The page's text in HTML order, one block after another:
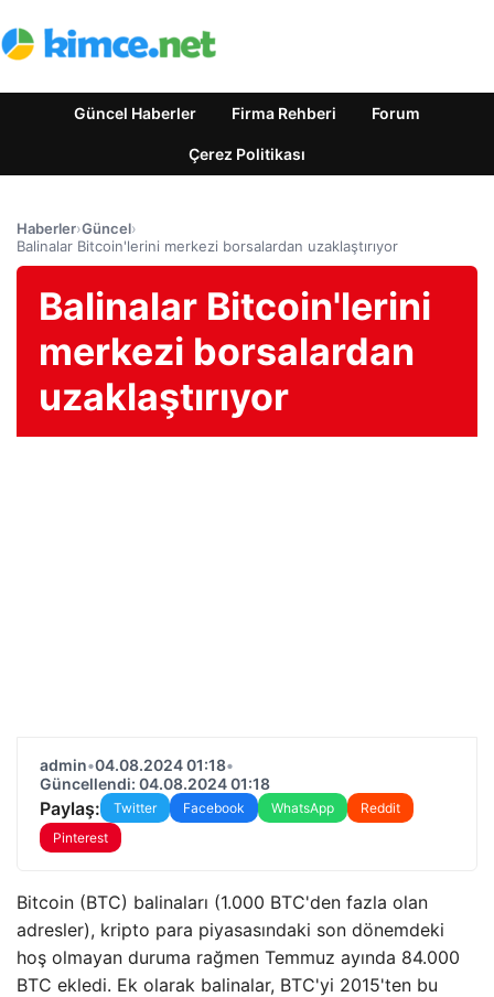
Güncel Haberler Firma Rehberi Forum
Çerez Politikası
Haberler›Güncel›
Balinalar Bitcoin'lerini merkezi borsalardan uzaklaştırıyor
Balinalar Bitcoin'lerini
merkezi borsalardan
uzaklaştırıyor
admin•04.08.2024 01:18•
Güncellendi: 04.08.2024 01:18
Paylaş: Twitter Facebook WhatsApp
Reddit
Pinterest
Bitcoin (BTC) balinaları (1.000 BTC'den fazla olan
adresler), kripto para piyasasındaki son dönemdeki
hoş olmayan duruma rağmen Temmuz ayında 84.000
BTC ekledi. Ek olarak balinalar, BTC'yi 2015'ten bu